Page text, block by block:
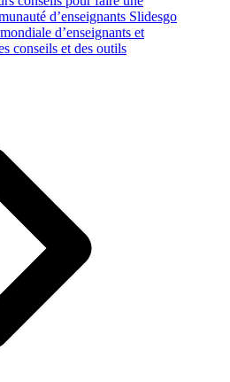
d’enseignants Slidesgo
d’enseignants et
conseils et des outils